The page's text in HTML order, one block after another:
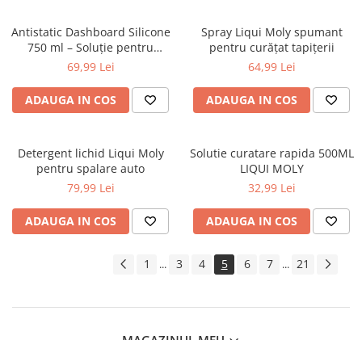
Antistatic Dashboard Silicone
750 ml – Soluție pentru
Curățarea și Protejarea
Interioare
69,99 Lei
ADAUGA IN COS
Spray Liqui Moly spumant
pentru curăţat tapiţerii
64,99 Lei
ADAUGA IN COS
Detergent lichid Liqui Moly
pentru spalare auto
79,99 Lei
ADAUGA IN COS
Solutie curatare rapida 500ML
LIQUI MOLY
32,99 Lei
ADAUGA IN COS
1 ... 3 4 5 6 7 ... 21